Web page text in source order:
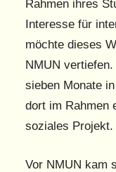
Rahmen ihres
Interesse für
möchte dieses
NMUN
sieben Monate
dort im Rahmen
soziales Projekt.
Vor NMUN kam